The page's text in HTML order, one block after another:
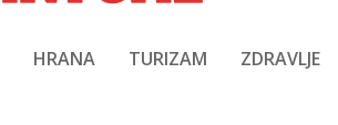
HRANA TURIZAM ZDRAVLJE